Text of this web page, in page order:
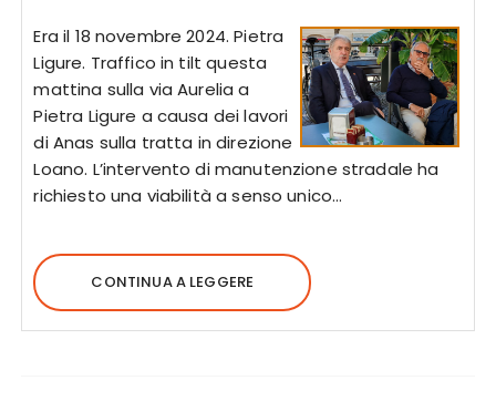
Era il 18 novembre 2024. Pietra
Ligure. Traffico in tilt questa
mattina sulla via Aurelia a
Pietra Ligure a causa dei lavori
di Anas sulla tratta in direzione
Loano. L’intervento di manutenzione stradale ha
richiesto una viabilità a senso unico…
CONTINUA A LEGGERE